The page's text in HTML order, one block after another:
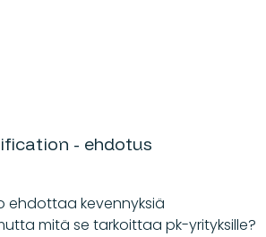
- ehdotus
ehdottaa kevennyksiä
mitä se tarkoittaa pk-yrityksille?